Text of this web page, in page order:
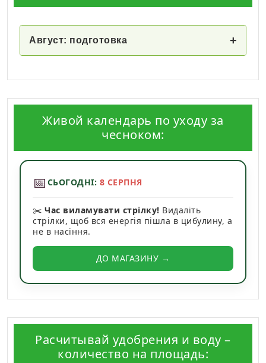
Август: подготовка +
Живой календарь по уходу за
чесноком:
📅 СЬОГОДНІ: 8 СЕРПНЯ
✂️ Час виламувати стрілку! Видаліть
стрілки, щоб вся енергія пішла в цибулину, а
не в насіння.
ДО МАГАЗИНУ →
Расчитывай удобрения и воду –
количество на площадь: